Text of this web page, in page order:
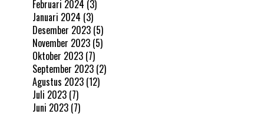
Februari 2024 (3)
Januari 2024 (3)
Desember 2023 (5)
November 2023 (5)
Oktober 2023 (7)
September 2023 (2)
Agustus 2023 (12)
Juli 2023 (7)
Juni 2023 (7)